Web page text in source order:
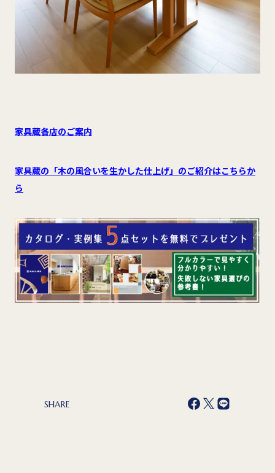
家具蔵各店のご案内
家具蔵の「木の風合いを生かした仕上げ」のご紹介はこちらか
ら
SHARE